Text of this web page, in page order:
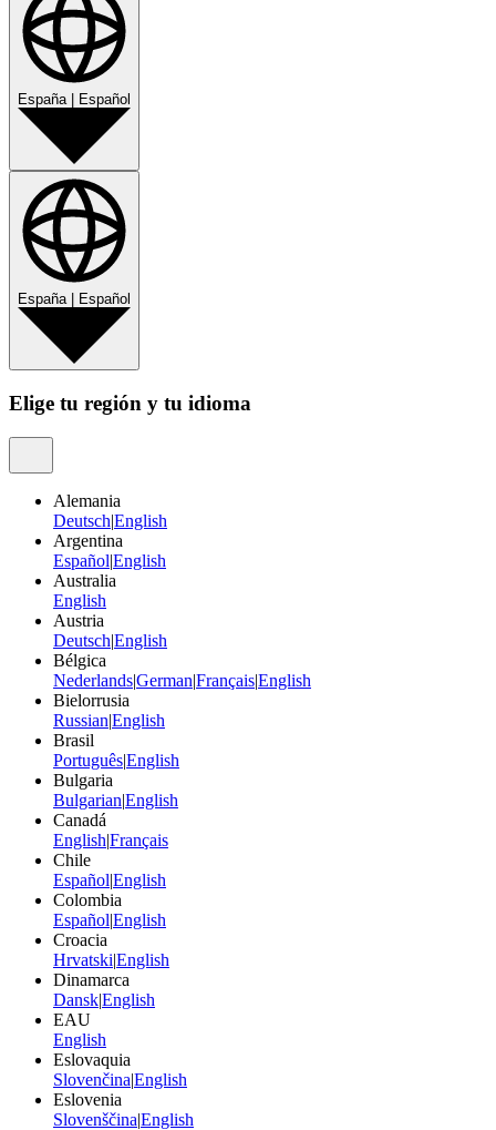
España| Español
España| Español
Elige tu región y tu idioma
Alemania
Deutsch|English
Argentina
Español|English
Australia
English
Austria
Deutsch|English
Bélgica
Nederlands|German|Français|English
Bielorrusia
Russian|English
Brasil
Português|English
Bulgaria
Bulgarian|English
Canadá
English|Français
Chile
Español|English
Colombia
Español|English
Croacia
Hrvatski|English
Dinamarca
Dansk|English
EAU
English
Eslovaquia
Slovenčina|English
Eslovenia
Slovenščina|English